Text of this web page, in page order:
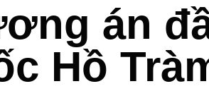
án
Hồ